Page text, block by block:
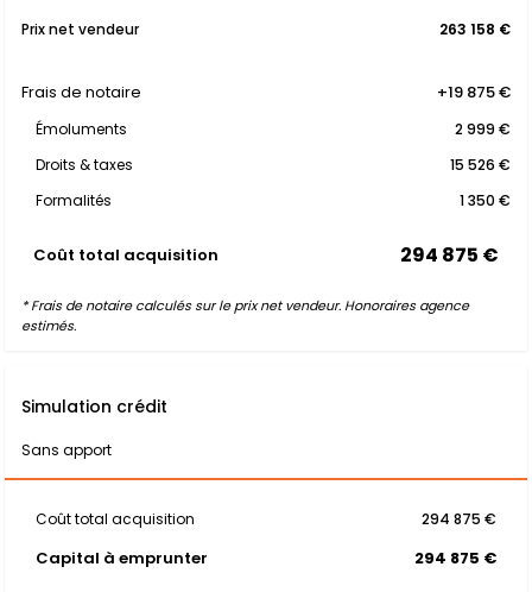
Prix net vendeur
263 158 €
Frais de notaire +19 875 €
Émoluments
2 999 €
Droits & taxes
15 526 €
Formalités
1 350 €
Coût total acquisition 294 875 €
* Frais de notaire calculés sur le prix net vendeur. Honoraires agence
estimés.
Simulation crédit
Sans apport
Coût total acquisition 294 875 €
Capital à emprunter 294 875 €